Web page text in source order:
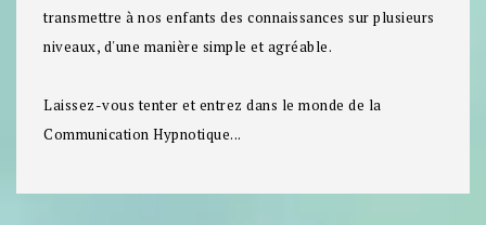
transmettre à nos enfants des connaissances sur plusieurs
niveaux, d'une manière simple et agréable.
Laissez-vous tenter et entrez dans le monde de la
Communication Hypnotique...